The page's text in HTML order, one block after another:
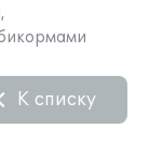
К списку